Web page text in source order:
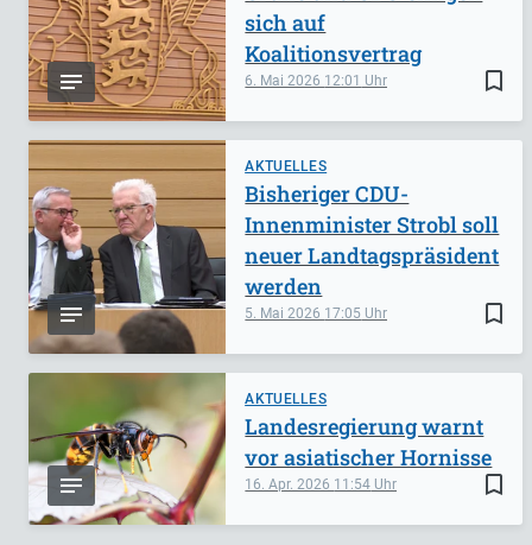
bookmark_border
6. Mai 2026 12:01
sich auf
Koalitionsvertrag
AKTUELLES
bookmark_border
5. Mai 2026 17:05
Bisheriger CDU-
Innenminister Strobl soll
neuer Landtagspräsident
werden
AKTUELLES
bookmark_border
16. Apr. 2026 11:54
Landesregierung warnt
vor asiatischer Hornisse